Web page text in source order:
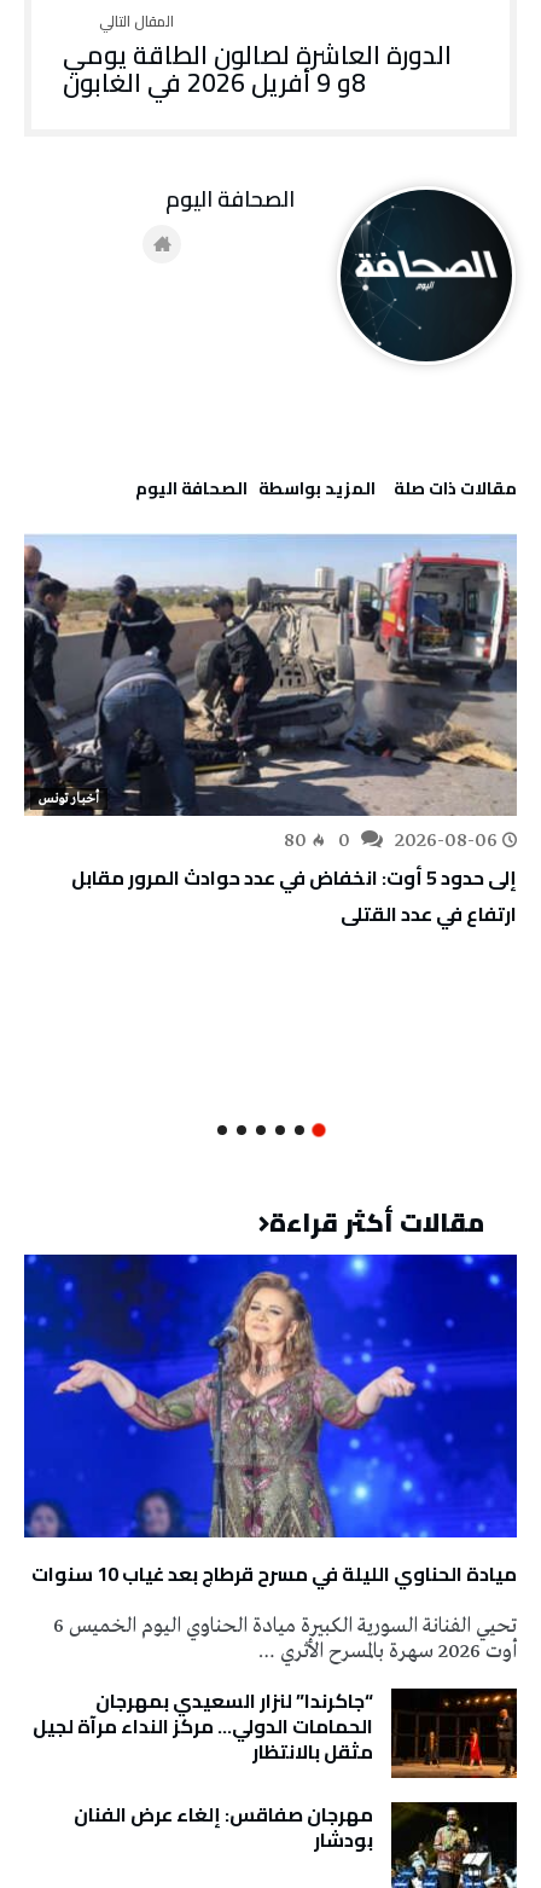
الدورة العاشرة لصالون الطاقة يومي
8و 9 أفريل 2026 في الغابون
‫مقالات ذات صلة‬ ‫‫المزيد بواسطة‬ ‬ ‭ ‬الصحافة‭ ‬اليوم
أخبار تونس
2026-08-06
80
إلى حدود 5 أوت: انخفاض في عدد حوادث المرور مقابل
ارتفاع في عدد القتلى
مقالات أكثر قراءة
ميادة الحناوي الليلة في مسرح قرطاج بعد غياب 10 سنوات
تحيي الفنانة السورية الكبيرة ميادة الحناوي اليوم الخميس 6
أوت 2026 سهرة بالمسرح الأثري …
“جاكرندا” لنزار السعيدي بمهرجان
الحمامات الدولي… مركز النداء مرآة لجيل
مثقل بالانتظار
مهرجان صفاقس: إلغاء عرض الفنان
بودشار